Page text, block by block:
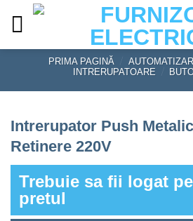
PRIMA PAGINĂ AUTOMATIZARI
INTRERUPATOARE
Intrerupator Push
Retinere 220V
Trebuie sa fii logat
pretul